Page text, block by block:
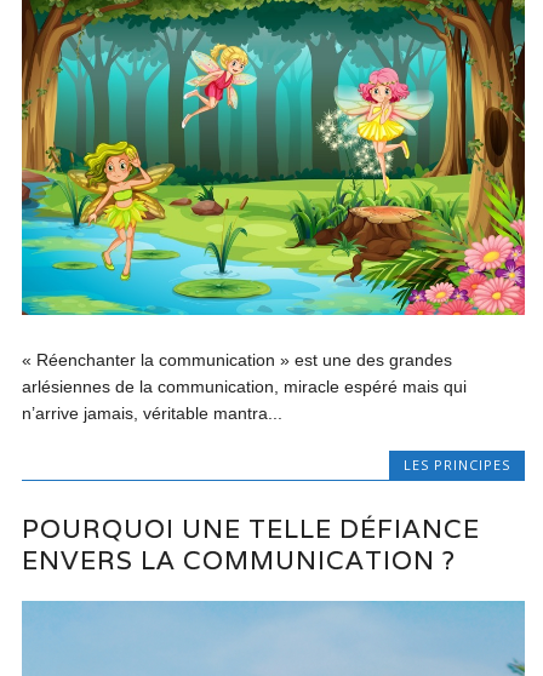
« Réenchanter la communication » est une des grandes
arlésiennes de la communication, miracle espéré mais qui
n’arrive jamais, véritable mantra...
LES PRINCIPES
POURQUOI UNE TELLE DÉFIANCE
ENVERS LA COMMUNICATION ?